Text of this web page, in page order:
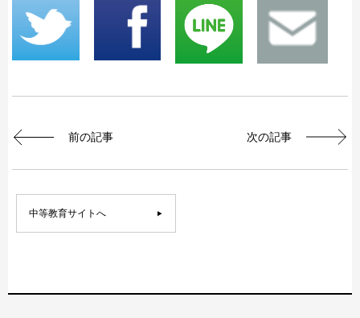
前の記事 次の記事
中等教育サイトへ